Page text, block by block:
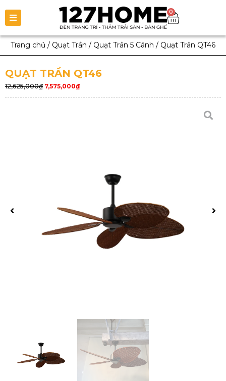
0
Trang chủ / Quạt Trần / Quạt Trần 5 Cánh / Quạt Trần QT46
QUẠT TRẦN QT46
12,625,000₫ 7,575,000₫